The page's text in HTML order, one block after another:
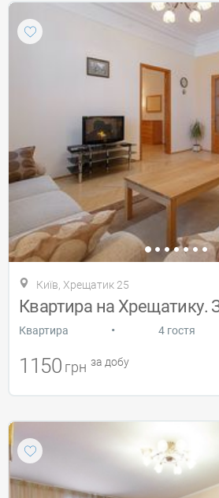
Київ, Хрещатик 25
Квартира • 4 гостя
1150 грн за добу